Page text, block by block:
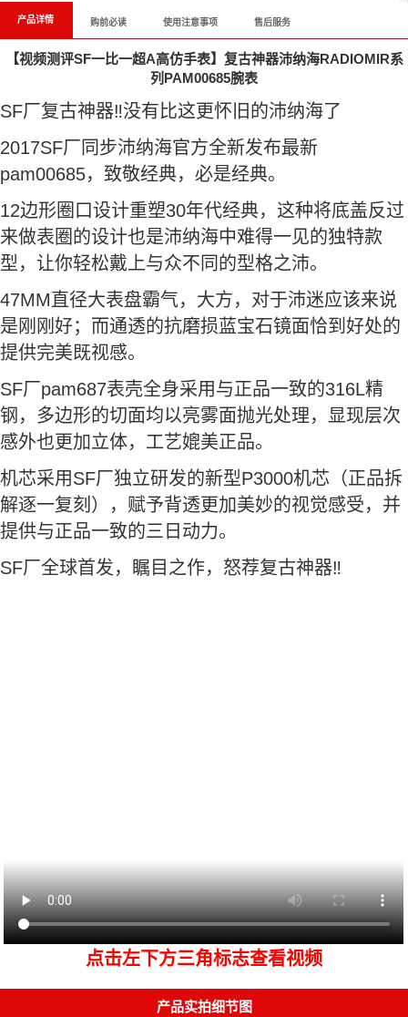
产品详情 购前必读 使用注意事项 售后服务
【视频测评SF一比一超A高仿手表】复古神器沛纳海RADIOMIR系
列PAM00685腕表
SF厂复古神器‼️没有比这更怀旧的沛纳海了
2017SF厂同步沛纳海官方全新发布最新
pam00685，致敬经典，必是经典。
12边形圈口设计重塑30年代经典，这种将底盖反过
来做表圈的设计也是沛纳海中难得一见的独特款
型，让你轻松戴上与众不同的型格之沛。
47MM直径大表盘霸气，大方，对于沛迷应该来说
是刚刚好；而通透的抗磨损蓝宝石镜面恰到好处的
提供完美既视感。
SF厂pam687表壳全身采用与正品一致的316L精
钢，多边形的切面均以亮雾面抛光处理，显现层次
感外也更加立体，工艺媲美正品。
机芯采用SF厂独立研发的新型P3000机芯（正品拆
解逐一复刻），赋予背透更加美妙的视觉感受，并
提供与正品一致的三日动力。
SF厂全球首发，瞩目之作，怒荐复古神器‼️
点击左下方三角标志查看视频
产品实拍细节图